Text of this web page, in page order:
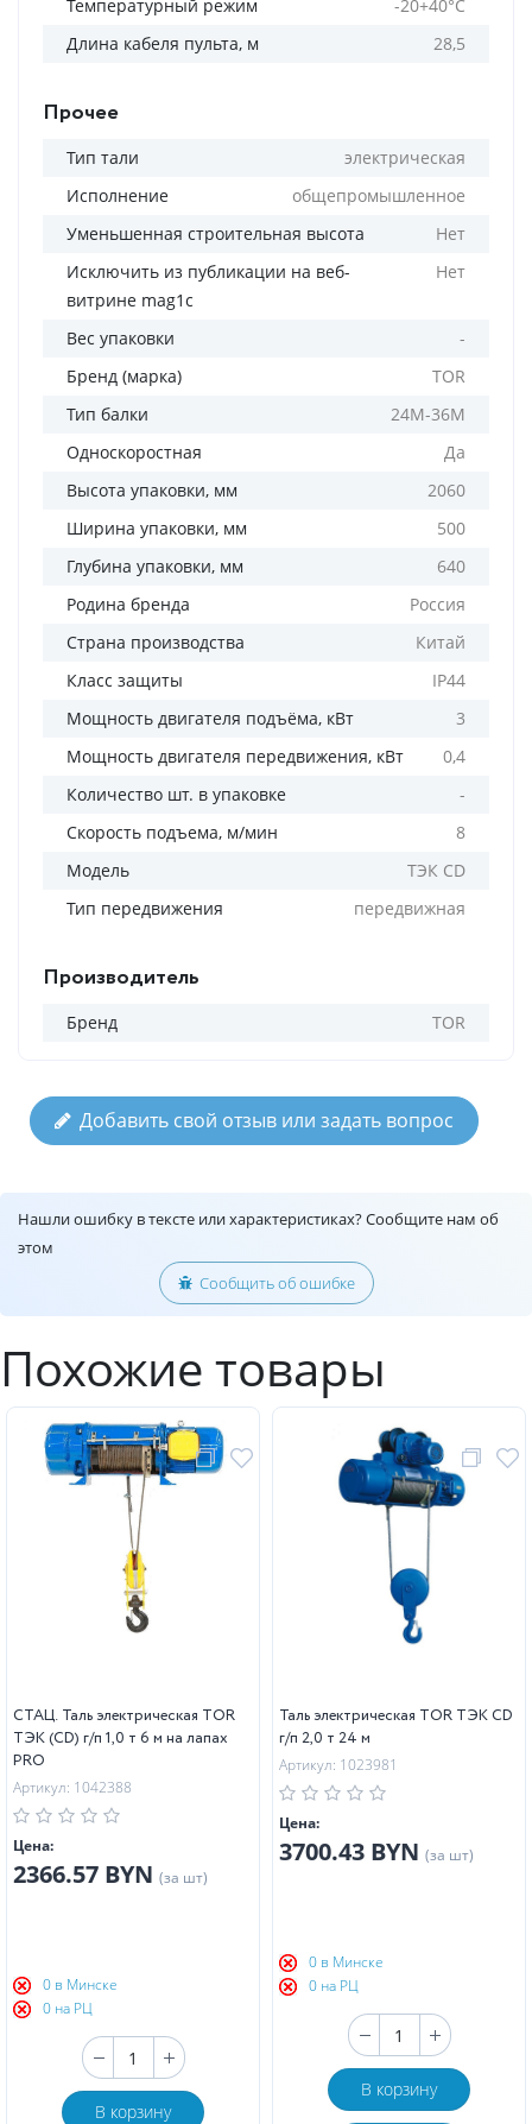
Температурный режим
-20+40°С
Длина кабеля пульта, м
28,5
Прочее
Тип тали
электрическая
Исполнение
общепромышленное
Уменьшенная строительная высота
Нет
Исключить из публикации на веб-
витрине mag1c
Нет
Вес упаковки
-
Бренд (марка)
TOR
Тип балки
24М-36М
Односкоростная
Да
Высота упаковки, мм
2060
Ширина упаковки, мм
500
Глубина упаковки, мм
640
Родина бренда
Россия
Страна производства
Китай
Класс защиты
IP44
Мощность двигателя подъёма, кВт
3
Мощность двигателя передвижения, кВт
0,4
Количество шт. в упаковке
-
Скорость подъема, м/мин
8
Модель
ТЭК CD
Тип передвижения
передвижная
Производитель
Бренд TOR
Добавить свой отзыв или задать вопрос
Нашли ошибку в тексте или характеристиках? Сообщите нам об
этом
Сообщить об ошибке
Похожие товары
СТАЦ. Таль электрическая TOR
ТЭК (CD) г/п 1,0 т 6 м на лапах
PRO
Артикул: 1042388
Цена:
2366.57 BYN (за шт)
0 в Минске
0 на РЦ
В корзину
Таль электрическая TOR ТЭК CD
г/п 2,0 т 24 м
Артикул: 1023981
Цена:
3700.43 BYN (за шт)
0 в Минске
0 на РЦ
В корзину